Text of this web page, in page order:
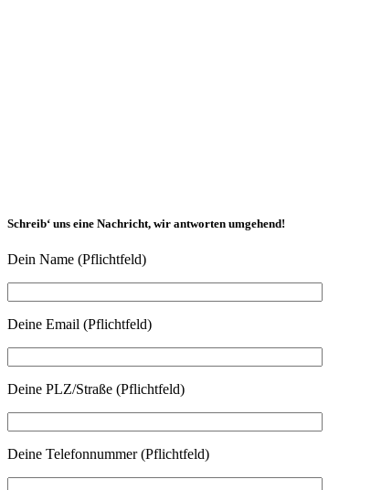
Schreib‘ uns eine Nachricht, wir antworten umgehend!
Dein Name (Pflichtfeld)
Deine Email (Pflichtfeld)
Deine PLZ/Straße (Pflichtfeld)
Deine Telefonnummer (Pflichtfeld)